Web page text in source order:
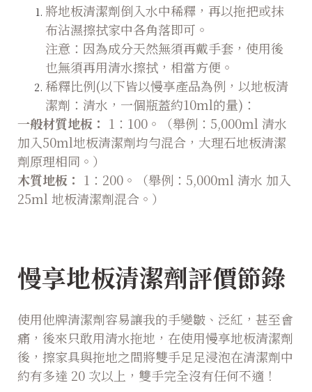
將地板清潔劑倒入水中稀釋，再以拖把或抹
布沾濕擦拭家中各角落即可。
注意：因為成分天然無須再戴手套，使用後
也無須再用清水擦拭，相當方便。
稀釋比例(以下皆以慢享產品為例，以地板清
潔劑：清水，一個瓶蓋約10ml的量)：
一般材質地板： 1：100。（舉例：5,000ml 清水
加入50ml地板清潔劑均勻混合，大理石地板清潔
劑原理相同。）
木質地板： 1：200。（舉例：5,000ml 清水 加入
25ml 地板清潔劑混合。）
慢享地板清潔劑評價節錄
使用他牌清潔劑容易讓我的手變皺、泛紅，甚至會
痛，後來只敢用清水拖地，在使用慢享地板清潔劑
後，擦家具與拖地之間將雙手足足浸泡在清潔劑中
約有多達 20 次以上，雙手完全沒有任何不適！